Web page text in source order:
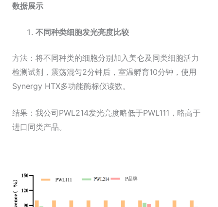
数据展示
不同种类细胞发光亮度比较
方法：将不同种类的细胞分别加入美仑及同类细胞活力
检测试剂，震荡混匀2分钟后，室温孵育10分钟，使用
Synergy HTX多功能酶标仪读数。
结果：我公司PWL214发光亮度略低于PWL111，略高于
进口同类产品。